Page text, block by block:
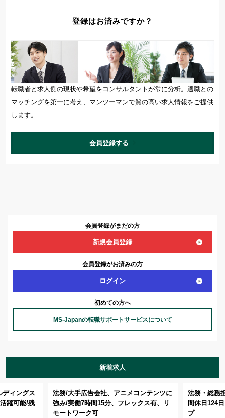
登録はお済みですか？
転職者と求人側の現状や希望をコンサルタントが常に分析。適職との
マッチングを第一に考え、マンツーマンで質の高い求人情報をご提供
します。
会員登録する
会員登録がまだの方
新規会員登録
会員登録がお済みの方
ログイン
初めての方へ
MS-Japanの転職サポートサービスについて
新着求人
ディングス
躍可能/残
法務/大手広告会社、アニメコンテンツに
強み/実働7時間15分、フレックス有、リ
モートワーク可
法務・総務
間休日124
プ